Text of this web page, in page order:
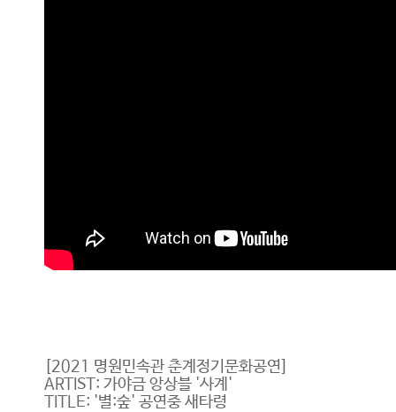
[2021 명원민속관 춘계정기문화공연]
ARTIST: 가야금 앙상블 '사계'
TITLE: '별:숲' 공연중 새타령